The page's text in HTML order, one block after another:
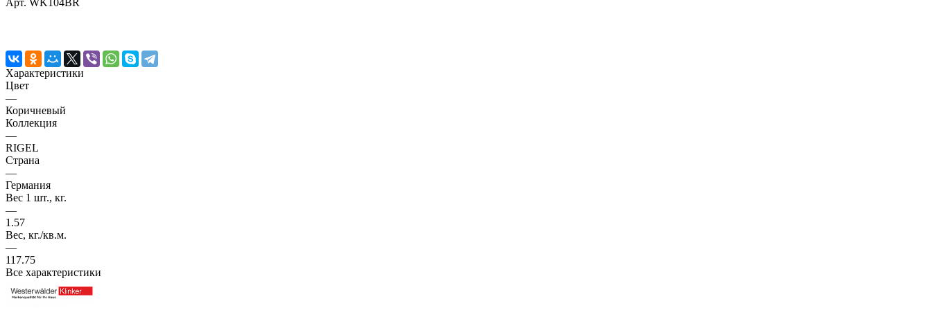
Характеристики
Цвет
—
Коричневый
Коллекция
—
RIGEL
Страна
—
Германия
Вес 1 шт., кг.
—
1.57
Вес, кг./кв.м.
—
117.75
Все характеристики